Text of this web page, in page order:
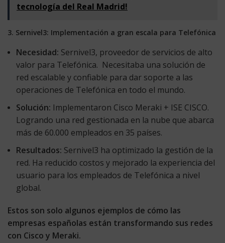
tecnología del Real Madrid!
3. Sernivel3: Implementación a gran escala para Telefónica
Necesidad: Sernivel3, proveedor de servicios de alto
valor para Telefónica. Necesitaba una solución de
red escalable y confiable para dar soporte a las
operaciones de Telefónica en todo el mundo.
Solución: Implementaron Cisco Meraki + ISE CISCO.
Logrando una red gestionada en la nube que abarca
más de 60.000 empleados en 35 países.
Resultados: Sernivel3 ha optimizado la gestión de la
red. Ha reducido costos y mejorado la experiencia del
usuario para los empleados de Telefónica a nivel
global.
Estos son solo algunos ejemplos de cómo las
empresas españolas están transformando sus redes
con Cisco y Meraki.